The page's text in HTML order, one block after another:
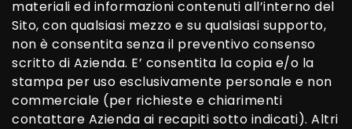
materiali ed informazioni contenuti all’interno del
Sito, con qualsiasi mezzo e su qualsiasi supporto,
non è consentita senza il preventivo consenso
scritto di Azienda. E’ consentita la copia e/o la
stampa per uso esclusivamente personale e non
commerciale (per richieste e chiarimenti
contattare Azienda ai recapiti sotto indicati). Altri